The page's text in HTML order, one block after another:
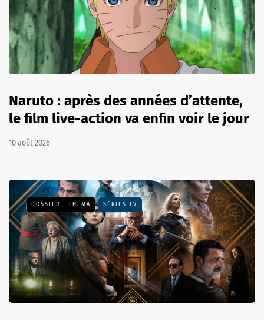
Naruto : après des années d’attente,
le film live-action va enfin voir le jour
10 août 2026
DOSSIER - THEMA SÉRIES TV